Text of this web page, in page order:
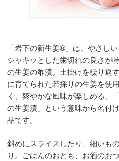
「岩下の新生姜®」は、やさし
シャキッとした歯切れの良さが
の生姜の酢漬。土掛けを繰り返
に育てられた若採りの生姜を使
く、爽やかな風味が楽しめる、
の生姜漬」という意味から名付
品です。
斜めにスライスしたり、細いも
り。ごはんのおとも、お酒のお